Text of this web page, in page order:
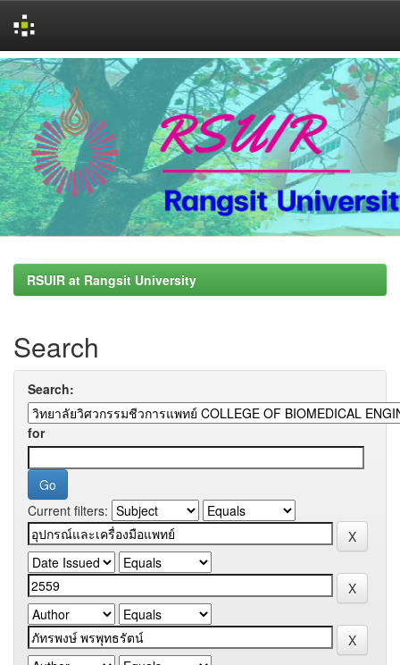
Skip
navigation
RSUIR at Rangsit University
Search
Search:
for
Current filters: